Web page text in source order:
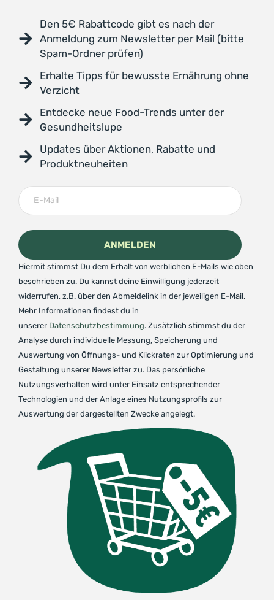
Den 5€ Rabattcode gibt es nach der
Anmeldung zum Newsletter per Mail (bitte
Spam-Ordner prüfen)
Erhalte Tipps für bewusste Ernährung ohne
Verzicht
Entdecke neue Food-Trends unter der
Gesundheitslupe
Updates über Aktionen, Rabatte und
Produktneuheiten
Hiermit stimmst Du dem Erhalt von werblichen E-Mails wie oben
beschrieben zu. Du kannst deine Einwilligung jederzeit
widerrufen, z.B. über den Abmeldelink in der jeweiligen E-Mail.
Mehr Informationen findest du in
unserer Datenschutzbestimmung. Zusätzlich stimmst du der
Analyse durch individuelle Messung, Speicherung und
Auswertung von Öffnungs- und Klickraten zur Optimierung und
Gestaltung unserer Newsletter zu. Das persönliche
Nutzungsverhalten wird unter Einsatz entsprechender
Technologien und der Anlage eines Nutzungsprofils zur
Auswertung der dargestellten Zwecke angelegt.